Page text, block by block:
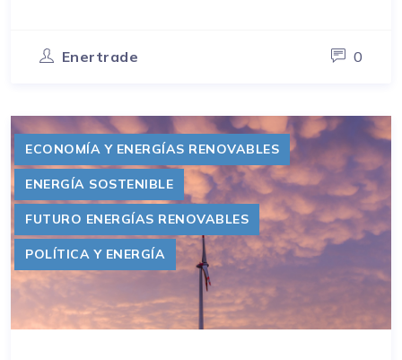
Enertrade 0
ECONOMÍA Y ENERGÍAS RENOVABLES
ENERGÍA SOSTENIBLE
FUTURO ENERGÍAS RENOVABLES
POLÍTICA Y ENERGÍA